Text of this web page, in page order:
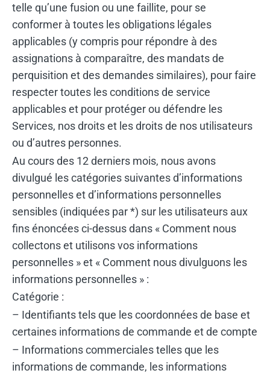
telle qu’une fusion ou une faillite, pour se
conformer à toutes les obligations légales
applicables (y compris pour répondre à des
assignations à comparaître, des mandats de
perquisition et des demandes similaires), pour faire
respecter toutes les conditions de service
applicables et pour protéger ou défendre les
Services, nos droits et les droits de nos utilisateurs
ou d’autres personnes.
Au cours des 12 derniers mois, nous avons
divulgué les catégories suivantes d’informations
personnelles et d’informations personnelles
sensibles (indiquées par *) sur les utilisateurs aux
fins énoncées ci-dessus dans « Comment nous
collectons et utilisons vos informations
personnelles » et « Comment nous divulguons les
informations personnelles » :
Catégorie :
– Identifiants tels que les coordonnées de base et
certaines informations de commande et de compte
– Informations commerciales telles que les
informations de commande, les informations